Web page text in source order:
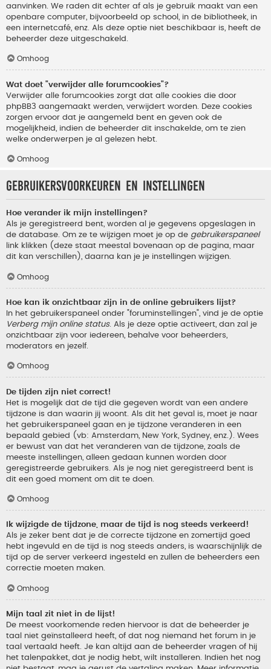
aanvinken. We raden dit echter af als je gebruik maakt van een
openbare computer, bijvoorbeeld op school, in de bibliotheek, in
een internetcafé, enz. Als deze optie niet beschikbaar is, heeft de
beheerder deze uitgeschakeld.
Omhoog
Wat doet "verwijder alle forumcookies"?
Verwijder alle forumcookies zorgt dat alle cookies die door
phpBB3 aangemaakt werden, verwijdert worden. Deze cookies
zorgen ervoor dat je aangemeld bent en geven ook de
mogelijkheid, indien de beheerder dit inschakelde, om te zien
welke onderwerpen je al gelezen hebt.
Omhoog
Gebruikersvoorkeuren en instellingen
Hoe verander ik mijn instellingen?
Als je geregistreerd bent, worden al je gegevens opgeslagen in
de database. Om ze te wijzigen moet je op de gebruikerspaneel
link klikken (deze staat meestal bovenaan op de pagina, maar
dit kan verschillen), daarna kan je je instellingen wijzigen.
Omhoog
Hoe kan ik onzichtbaar zijn in de online gebruikers lijst?
In het gebruikerspaneel onder "foruminstellingen", vind je de optie
Verberg mijn online status. Als je deze optie activeert, dan zal je
onzichtbaar zijn voor iedereen, behalve voor beheerders,
moderators en jezelf.
Omhoog
De tijden zijn niet correct!
Het is mogelijk dat de tijd die gegeven wordt van een andere
tijdzone is dan waarin jij woont. Als dit het geval is, moet je naar
het gebruikerspaneel gaan en je tijdzone veranderen in een
bepaald gebied (vb: Amsterdam, New York, Sydney, enz.). Wees
er bewust van dat het veranderen van de tijdzone, zoals de
meeste instellingen, alleen gedaan kunnen worden door
geregistreerde gebruikers. Als je nog niet geregistreerd bent is
dit een goed moment om dit te doen.
Omhoog
Ik wijzigde de tijdzone, maar de tijd is nog steeds verkeerd!
Als je zeker bent dat je de correcte tijdzone en zomertijd goed
hebt ingevuld en de tijd is nog steeds anders, is waarschijnlijk de
tijd op de server verkeerd ingesteld en zullen de beheerders een
correctie moeten maken.
Omhoog
Mijn taal zit niet in de lijst!
De meest voorkomende reden hiervoor is dat de beheerder je
taal niet geïnstalleerd heeft, of dat nog niemand het forum in je
taal vertaald heeft. Je kan altijd aan de beheerder vragen of hij
het talenpakket, dat je nodig hebt, wilt installeren. Indien het nog